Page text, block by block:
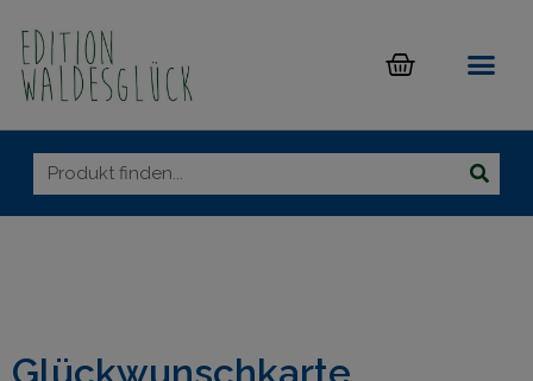
Glückwunschkarte